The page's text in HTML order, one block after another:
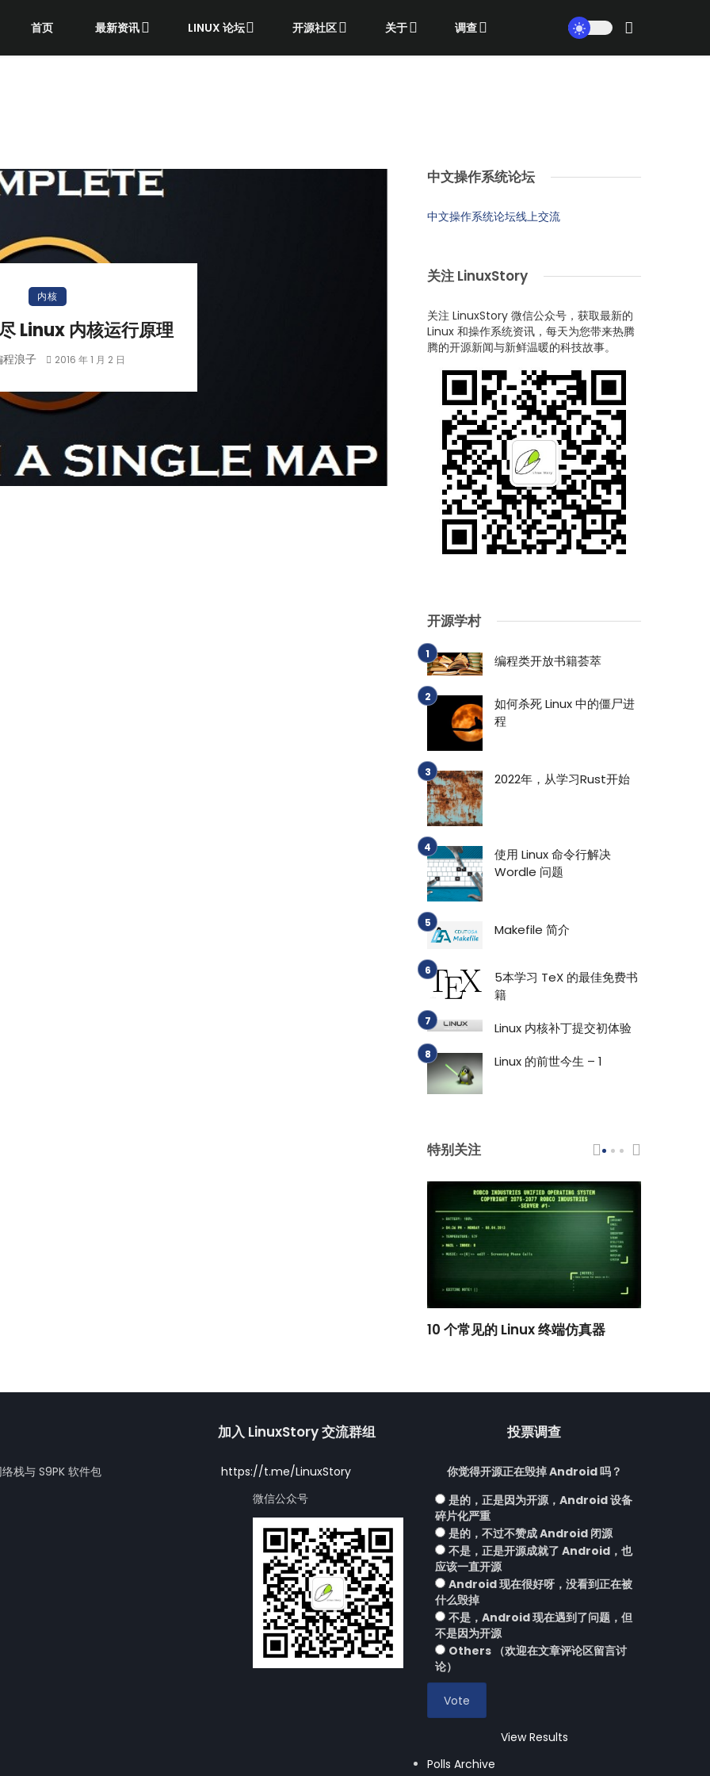
首页 最新资讯 LINUX 论坛 开源社区 关于 调查
内核
Linux 内核运行原理
程浪子 2016 年 1 月 2 日
中文操作系统论坛
中文操作系统论坛线上交流
关注 LinuxStory
关注 LinuxStory 微信公众号，获取最新的
Linux 和操作系统资讯，每天为您带来热腾
腾的开源新闻与新鲜温暖的科技故事。
开源学村
编程类开放书籍荟萃
如何杀死 Linux 中的僵尸进
程
2022年，从学习Rust开始
使用 Linux 命令行解决
Wordle 问题
Makefile 简介
5本学习 TeX 的最佳免费书
籍
Linux 内核补丁提交初体验
Linux 的前世今生 – 1
特别关注
10 个常见的 Linux 终端仿真器
栈与 S9PK 软件包
加入 LinuxStory 交流群组
https://t.me/LinuxStory
微信公众号
投票调查
你觉得开源正在毁掉 Android 吗？
是的，正是因为开源，Android 设备
碎片化严重
是的，不过不赞成 Android 闭源
不是，正是开源成就了 Android，也
应该一直开源
Android 现在很好呀，没看到正在被
什么毁掉
不是，Android 现在遇到了问题，但
不是因为开源
Others （欢迎在文章评论区留言讨
论）
View Results
Polls Archive